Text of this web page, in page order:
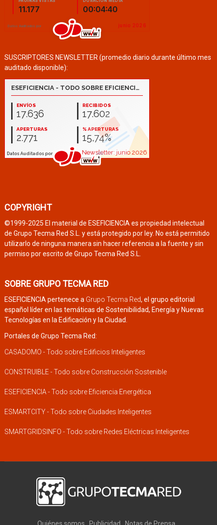
SUSCRIPTORES NEWSLETTER (promedio diario durante último mes
auditado disponible):
COPYRIGHT
©1999-2025 El material de ESEFICIENCIA es propiedad intelectual
de Grupo Tecma Red S.L. y está protegido por ley. No está permitido
utilizarlo de ninguna manera sin hacer referencia a la fuente y sin
permiso por escrito de Grupo Tecma Red S.L.
SOBRE GRUPO TECMA RED
ESEFICIENCIA pertenece a Grupo Tecma Red, el grupo editorial
español líder en las temáticas de Sostenibilidad, Energía y Nuevas
Tecnologías en la Edificación y la Ciudad.
Portales de Grupo Tecma Red:
CASADOMO - Todo sobre Edificios Inteligentes
CONSTRUIBLE - Todo sobre Construcción Sostenible
ESEFICIENCIA - Todo sobre Eficiencia Energética
ESMARTCITY - Todo sobre Ciudades Inteligentes
SMARTGRIDSINFO - Todo sobre Redes Eléctricas Inteligentes
Quiénes somos Publicidad Notas de Prensa